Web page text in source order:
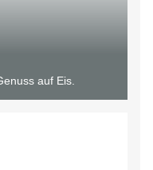
auf Eis.